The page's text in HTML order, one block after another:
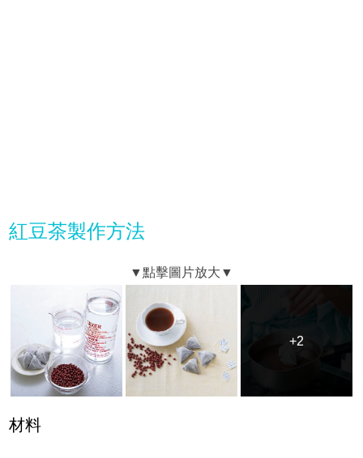
紅豆茶製作方法
+2
+2
材料